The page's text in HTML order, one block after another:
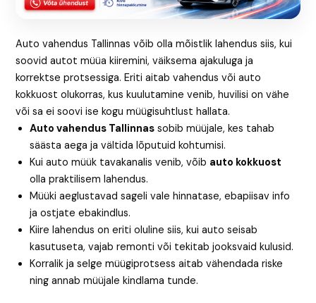
Auto vahendus Tallinnas võib olla mõistlik lahendus siis, kui
soovid autot müüa kiiremini, väiksema ajakuluga ja
korrektse protsessiga. Eriti aitab vahendus või auto
kokkuost olukorras, kus kuulutamine venib, huvilisi on vähe
või sa ei soovi ise kogu müügisuhtlust hallata.
Auto vahendus Tallinnas sobib müüjale, kes tahab
säästa aega ja vältida lõputuid kohtumisi.
Kui auto müük tavakanalis venib, võib auto kokkuost
olla praktilisem lahendus.
Müüki aeglustavad sageli vale hinnatase, ebapiisav info
ja ostjate ebakindlus.
Kiire lahendus on eriti oluline siis, kui auto seisab
kasutuseta, vajab remonti või tekitab jooksvaid kulusid.
Korralik ja selge müügiprotsess aitab vähendada riske
ning annab müüjale kindlama tunde.